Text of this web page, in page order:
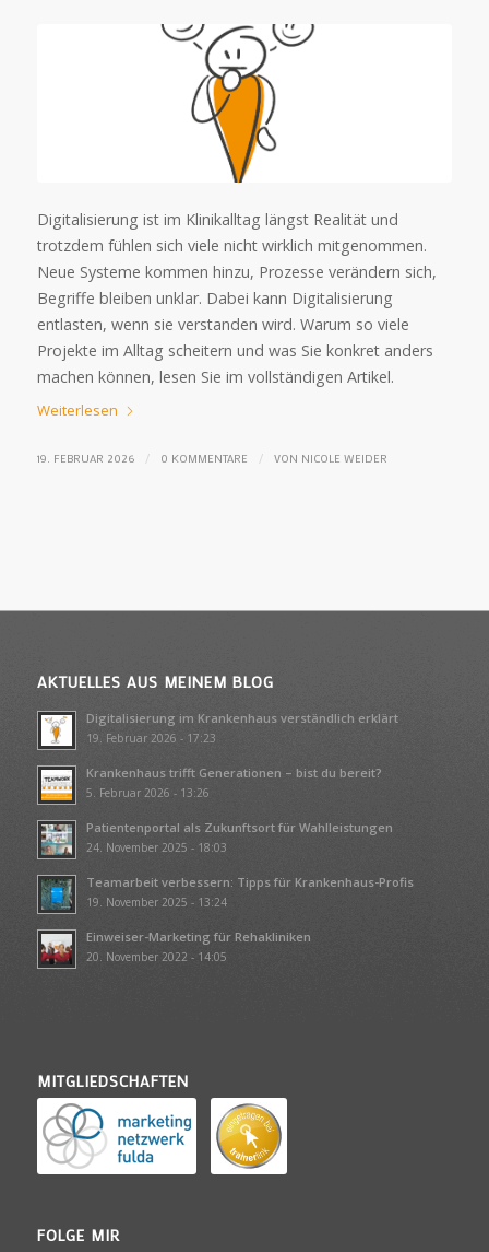
Digitalisierung ist im Klinikalltag längst Realität und
trotzdem fühlen sich viele nicht wirklich mitgenommen.
Neue Systeme kommen hinzu, Prozesse verändern sich,
Begriffe bleiben unklar. Dabei kann Digitalisierung
entlasten, wenn sie verstanden wird. Warum so viele
Projekte im Alltag scheitern und was Sie konkret anders
machen können, lesen Sie im vollständigen Artikel.
Weiterlesen
19. FEBRUAR 2026 / 0 KOMMENTARE / VON NICOLE WEIDER
AKTUELLES AUS MEINEM BLOG
Digitalisierung im Krankenhaus verständlich erklärt
19. Februar 2026 - 17:23
Krankenhaus trifft Generationen – bist du bereit?
5. Februar 2026 - 13:26
Patientenportal als Zukunftsort für Wahlleistungen
24. November 2025 - 18:03
Teamarbeit verbessern: Tipps für Krankenhaus-Profis
19. November 2025 - 13:24
Einweiser-Marketing für Rehakliniken
20. November 2022 - 14:05
MITGLIEDSCHAFTEN
FOLGE MIR